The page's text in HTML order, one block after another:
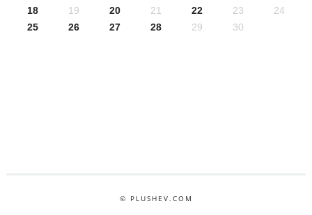
18
19 20 21 22 23
24
25
26 27 28 29 30
© PLUSHEV.COM